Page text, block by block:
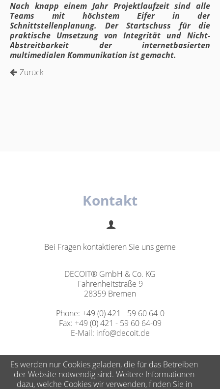
Nach knapp einem Jahr Projektlaufzeit sind alle
Teams mit höchstem Eifer in der
Schnittstellenplanung. Der Startschuss für die
praktische Umsetzung von Integrität und Nicht-
Abstreitbarkeit der internetbasierten
multimedialen Kommunikation ist gemacht.
Zurück
Kontakt
Bei Fragen kontaktieren Sie uns gerne
DECOIT® GmbH & Co. KG
Fahrenheitstraße 9
28359 Bremen
Phone: +49 (0) 421 - 59 60 64-0
Fax: +49 (0) 421 - 59 60 64-09
E-Mail: info@decoit.de
Es werden nur Cookies geladen, die für das Betreiben
der Website notwendig sind. Weitere Informationen
dazu, welche Cookies wir verwenden, finden Sie in